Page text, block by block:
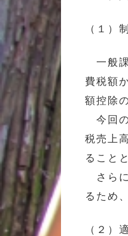
（１）
一般課
費税額
額控除
今回の
税売上
ること
さらに
るため
（２）